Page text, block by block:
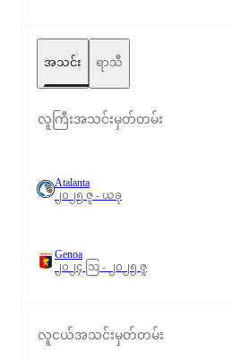
အသင်း ရာသီ
လူကြီးအသင်းမှတ်တမ်း
Atalanta
၂၀၂၅ ဇူ - ယခု
Genoa
၂၀၂၄ ဩ - ၂၀၂၅ ဇူ
လူငယ်အသင်းမှတ်တမ်း